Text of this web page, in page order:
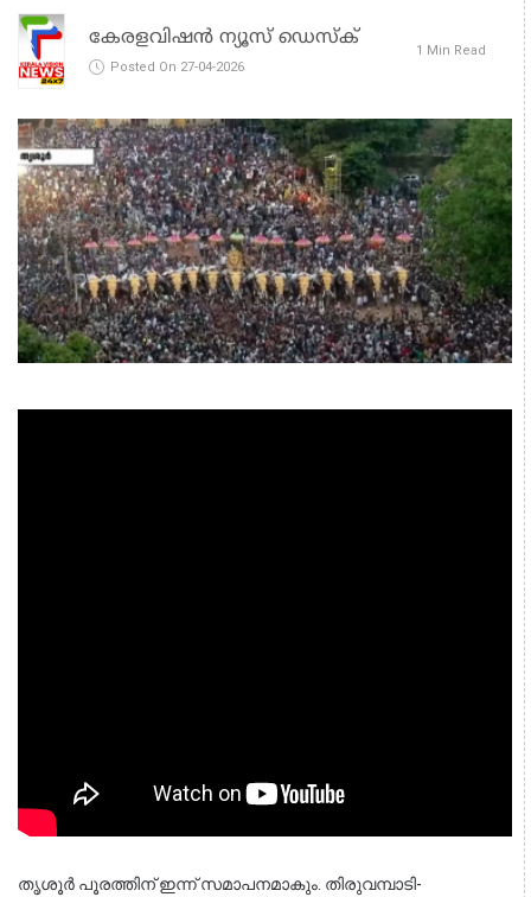
കേരളവിഷൻ ന്യൂസ് ഡെസ്‌ക്
Posted On 27-04-2026
1 Min Read
തൃശൂർ പൂരത്തിന് ഇന്ന് സമാപനമാകും. തിരുവമ്പാടി-